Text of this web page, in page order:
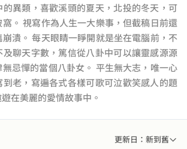
異類，喜歡溪頭的夏天，北投的冬天，可
。 視寫作為人生一大樂事，但截稿日前還
潰。 每天眼睛一睜開就是坐在電腦前，不
聊天字數，篤信從八卦中可以讓靈感源源
忌憚的當個八卦女。 平生無大志，唯一心
老，寫遍各式各樣可歌可泣歡笑感人的題
在美麗的愛情故事中。
更新日：新到舊